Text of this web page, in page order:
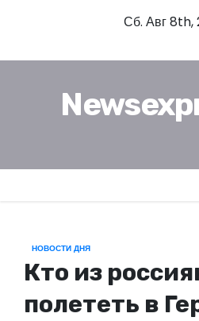
к
Сб. Авг 8th,
НОВОСТИ ДНЯ
Кто из
полететь в